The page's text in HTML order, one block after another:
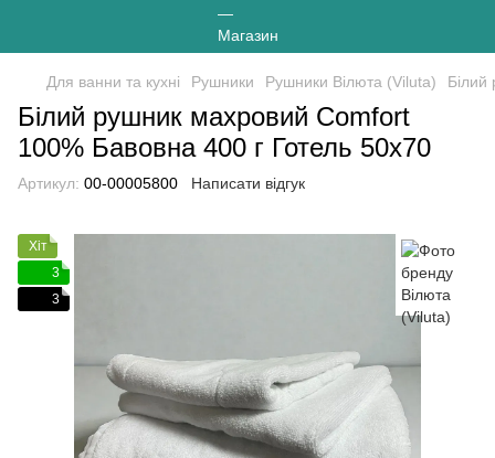
Для ванни та кухні Рушники Рушники Вілюта (Viluta) Білий
Білий рушник махровий Comfort
100% Бавовна 400 г Готель 50х70
Артикул: 00-00005800 Написати відгук
Хіт
3
3